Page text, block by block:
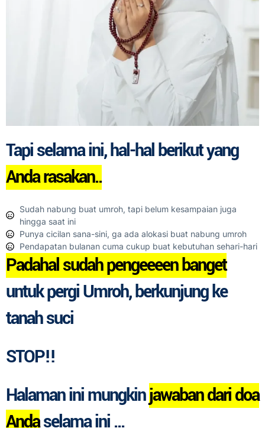
Tapi selama ini, hal-hal berikut yang
Anda rasakan..
Sudah nabung buat umroh, tapi belum kesampaian juga
hingga saat ini
Punya cicilan sana-sini, ga ada alokasi buat nabung umroh
Pendapatan bulanan cuma cukup buat kebutuhan sehari-hari
Padahal sudah pengeeeen banget
untuk pergi Umroh, berkunjung ke
tanah suci
STOP!!
Halaman ini mungkinjawaban dari doa
Andaselama ini ...